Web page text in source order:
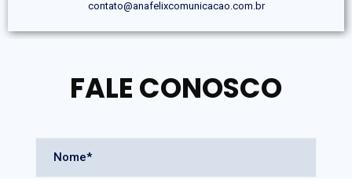
contato@anafelixcomunicacao.com.br
FALE CONOSCO